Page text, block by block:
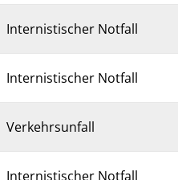
Internistischer Notfall
Internistischer Notfall
Verkehrsunfall
Internistischer Notfall